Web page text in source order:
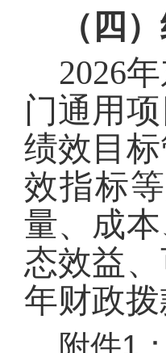
（四
2026
门通用
绩效目
效指标
量、成
态效益
年财政拨